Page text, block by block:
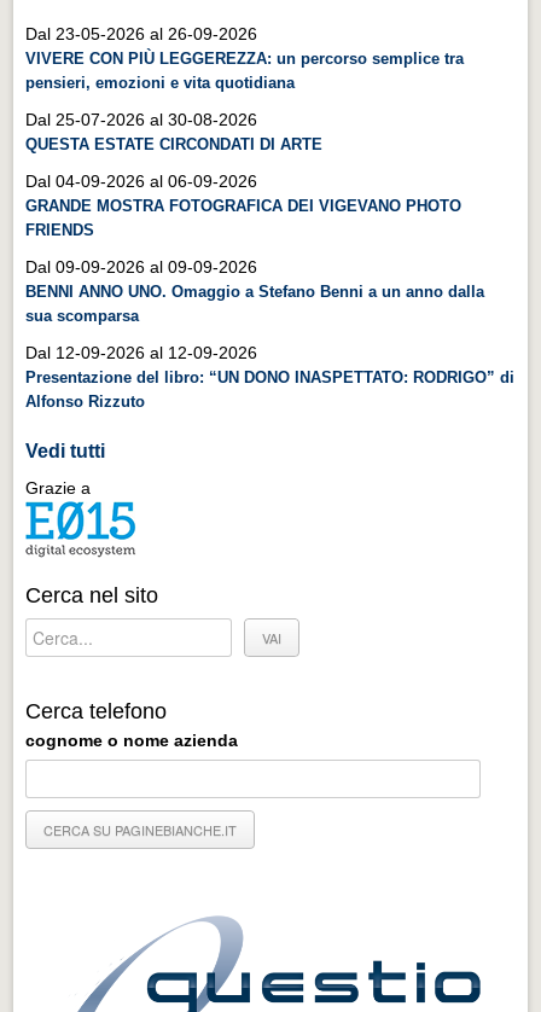
Guida turistica rapida
Musica e teatro
Musica e teatro
Distretto industriale
Distretto industriale
Muoversi a Vigevano
Muoversi a Vigevano
Cultura e turismo 4.0
PROGETTI
Progetti Aperti
Progetti Aperti
Progetti Realizzati
Progetti Realizzati
EVENTI
Eventi Vigevano
Eventi Vigevano
Eventi Pavia
Dal 23-05-2026 al 26-09-2026
VIVERE CON PIÙ LEGGEREZZA: un percorso semplice tra
pensieri, emozioni e vita quotidiana
Dal 25-07-2026 al 30-08-2026
QUESTA ESTATE CIRCONDATI DI ARTE
Dal 04-09-2026 al 06-09-2026
GRANDE MOSTRA FOTOGRAFICA DEI VIGEVANO PHOTO
FRIENDS
Dal 09-09-2026 al 09-09-2026
BENNI ANNO UNO. Omaggio a Stefano Benni a un anno dalla
sua scomparsa
Dal 12-09-2026 al 12-09-2026
Presentazione del libro: “UN DONO INASPETTATO: RODRIGO” di
Alfonso Rizzuto
Vedi tutti
Grazie a
Cerca nel sito
Cerca telefono
cognome o nome azienda